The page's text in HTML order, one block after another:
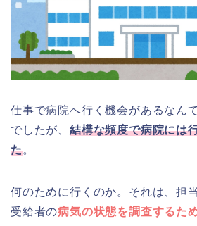
仕事で病院へ行く機会があるなん
でしたが、 結構な頻度で病院には
た。
何のために行くのか。それは、担
受給者の病気の状態を調査するた